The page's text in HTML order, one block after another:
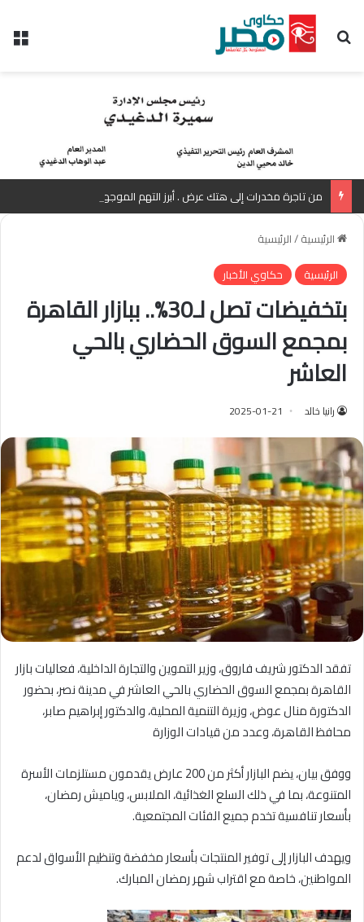
بحث عن
الرئيسية/الرئيسية
الرئيسية
حكاوي الأخبار
بتخفيضات تصل لـ30%.. ببازار القاهرة
بمجمع السوق الحضاري بالحي
العاشر
رانيا خالد 2025-01-21
تفقد الدكتور شريف فاروق، وزير التموين والتجارة الداخلية، فعاليات بازار
القاهرة بمجمع السوق الحضاري بالحي العاشر في مدينة نصر، بحضور
الدكتورة منال عوض، وزيرة التنمية المحلية، والدكتور إبراهيم صابر،
محافظ القاهرة، وعدد من قيادات الوزارة
ووفق بيان، يضم البازار أكثر من 200 عارض يقدمون مستلزمات الأسرة
المتنوعة، بما في ذلك السلع الغذائية، الملابس، وياميش رمضان،
بأسعار تنافسية تخدم جميع الفئات المجتمعية.
ويهدف البازار إلى توفير المنتجات بأسعار مخفضة وتنظيم الأسواق لدعم
المواطنين، خاصة مع اقتراب شهر رمضان المبارك.